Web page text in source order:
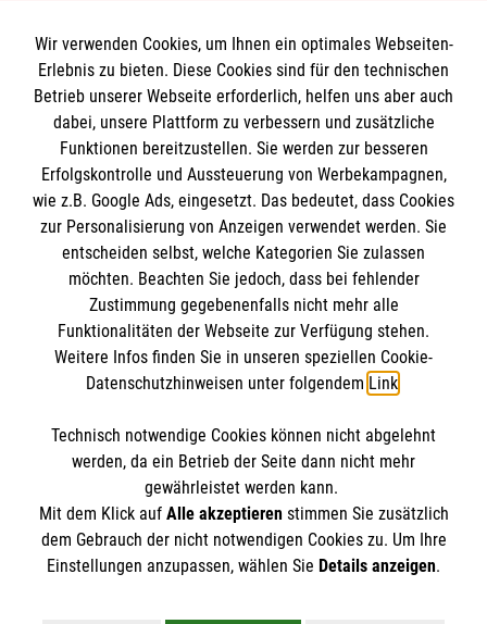
Informationen
Impressum
Datenschutz
Barrierefreiheit
Kontakt
Die Malteser
Malteser in Deutschland
Malteserorden
Intranet Korntal
Spendenkonto
IBAN: DE90 6005 0101 0001 2706 88
BIC: SOLADEST600
So finden Sie uns
Turbinenstraße 47
70499 Stuttgart
Der Malteser Hilfsdienst e.V. ist als eingetragene
Wir verwenden Cookies, um Ihnen ein optimales Webseiten-
Erlebnis zu bieten. Diese Cookies sind für den technischen
Betrieb unserer Webseite erforderlich, helfen uns aber auch
dabei, unsere Plattform zu verbessern und zusätzliche
Funktionen bereitzustellen. Sie werden zur besseren
Erfolgskontrolle und Aussteuerung von Werbekampagnen,
wie z.B. Google Ads, eingesetzt. Das bedeutet, dass Cookies
zur Personalisierung von Anzeigen verwendet werden. Sie
entscheiden selbst, welche Kategorien Sie zulassen
möchten. Beachten Sie jedoch, dass bei fehlender
Zustimmung gegebenenfalls nicht mehr alle
Funktionalitäten der Webseite zur Verfügung stehen.
Weitere Infos finden Sie in unseren speziellen Cookie-
Datenschutzhinweisen unter folgendem Link.
Technisch notwendige Cookies können nicht abgelehnt
werden, da ein Betrieb der Seite dann nicht mehr
gewährleistet werden kann.
Mit dem Klick auf Alle akzeptierenstimmen Sie zusätzlich
dem Gebrauch der nicht notwendigen Cookies zu. Um Ihre
Einstellungen anzupassen, wählen Sie Details anzeigen.